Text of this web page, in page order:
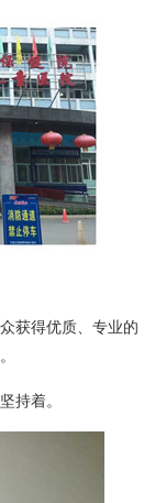
获得优质、专业的
持着。